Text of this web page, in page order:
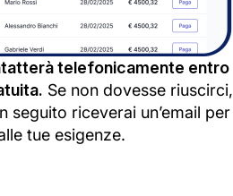
telefonicamente entro
Se non dovesse riuscirci,
seguito riceverai un’email per
tue esigenze.